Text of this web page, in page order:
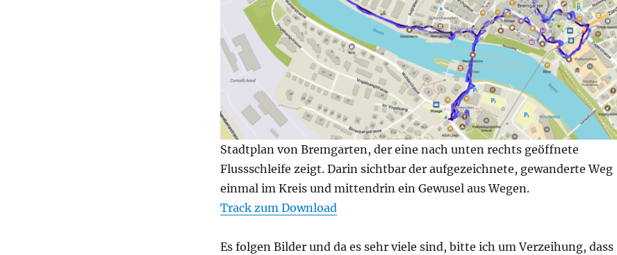
Stadtplan von Bremgarten, der eine nach unten rechts geöffnete
Flussschleife zeigt. Darin sichtbar der aufgezeichnete, gewanderte Weg
einmal im Kreis und mittendrin ein Gewusel aus Wegen.
Track zum Download
Es folgen Bilder und da es sehr viele sind, bitte ich um Verzeihung, dass